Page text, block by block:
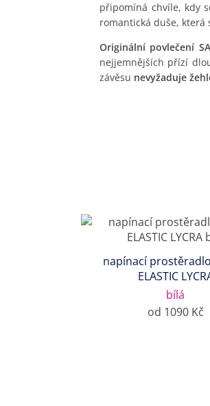
připomíná chvíle, kdy
romantická duše,
Originální povlečení
nejjemnějších přízí
závěsu nevyžaduje
napínací prostěradlo
ELASTIC
bílá
od 1090 Kč